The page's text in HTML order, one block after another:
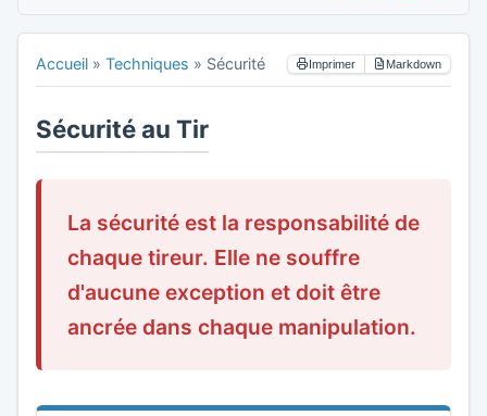
Accueil » Techniques » Sécurité Imprimer Markdown
Sécurité au Tir
La sécurité est la responsabilité de
chaque tireur. Elle ne souffre
d'aucune exception et doit être
ancrée dans chaque manipulation.